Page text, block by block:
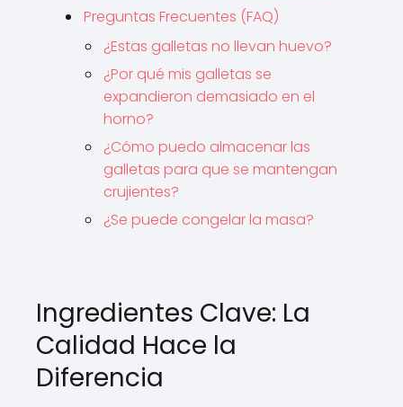
Preguntas Frecuentes (FAQ)
¿Estas galletas no llevan huevo?
¿Por qué mis galletas se
expandieron demasiado en el
horno?
¿Cómo puedo almacenar las
galletas para que se mantengan
crujientes?
¿Se puede congelar la masa?
Ingredientes Clave: La
Calidad Hace la
Diferencia